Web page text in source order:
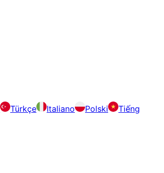
Türkçe Italiano Polski
Tiếng